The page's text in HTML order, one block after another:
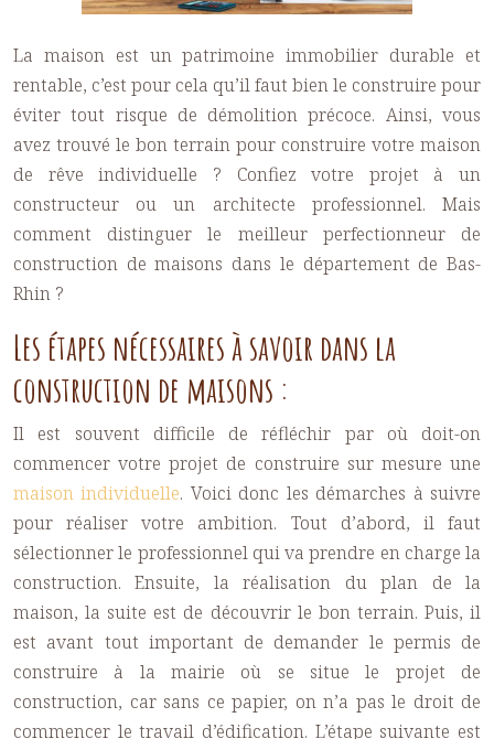
La maison est un patrimoine immobilier durable et
rentable, c’est pour cela qu’il faut bien le construire pour
éviter tout risque de démolition précoce. Ainsi, vous
avez trouvé le bon terrain pour construire votre maison
de rêve individuelle ? Confiez votre projet à un
constructeur ou un architecte professionnel. Mais
comment distinguer le meilleur perfectionneur de
construction de maisons dans le département de Bas-
Rhin ?
Les étapes nécessaires à savoir dans la
construction de maisons :
Il est souvent difficile de réfléchir par où doit-on
commencer votre projet de construire sur mesureune
maison individuelle. Voici donc les démarches à suivre
pour réaliser votre ambition. Tout d’abord, il faut
sélectionner le professionnel qui va prendre en charge la
construction. Ensuite, la réalisation du plan de la
maison, la suite est de découvrir le bon terrain. Puis, il
est avant tout important de demander le permis de
construire à la mairie où se situe le projet de
construction, car sans ce papier, on n’a pas le droit de
commencer le travail d’édification. L’étape suivante est